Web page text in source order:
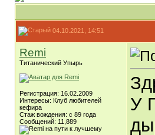
04.10.2021, 14:51
Remi
Титанический Упырь
Регистрация: 16.02.2009
Интересы: Клуб любителей
кефира
Стаж вождения: с 89 года
Сообщений: 11,889
У